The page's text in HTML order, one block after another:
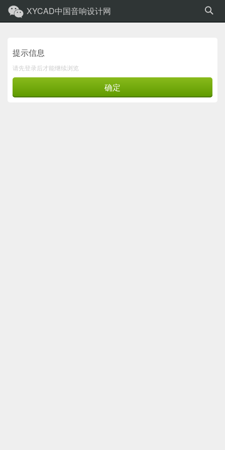
XYCAD中国音响设计网
提示信息
请先登录后才能继续浏览
确定